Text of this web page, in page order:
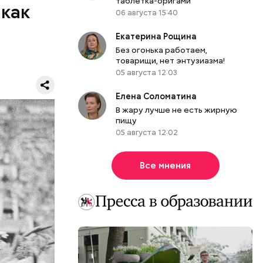
с
стал
06 августа 15:40
Екатерина Рощина
Без огонька работаем,
товарищи, нет энтузиазма!
05 августа 12:03
Елена Соломатина
В жару лучше не есть жирную
пищу
05 августа 12:02
Все мнения